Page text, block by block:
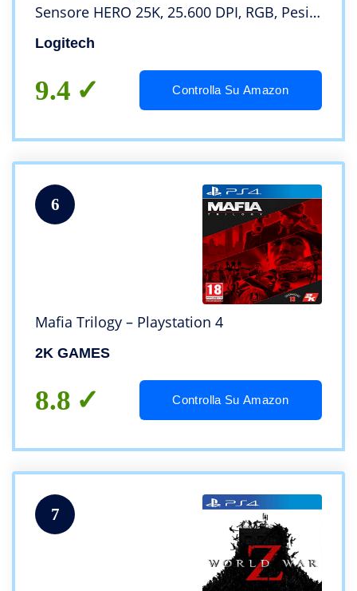
Sensore HERO 25K, 25.600 DPI, RGB, Pesi
Regolabili, 11 Pulsanti Programmabili,
PC/Mac/Laptop, Bianco/Nero
Logitech
9.4 Controlla Su Amazon
6
Mafia Trilogy – Playstation 4
2K GAMES
8.8 Controlla Su Amazon
7